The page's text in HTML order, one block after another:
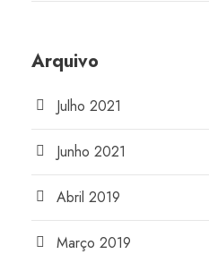
Arquivo
Julho 2021
Junho 2021
Abril 2019
Março 2019